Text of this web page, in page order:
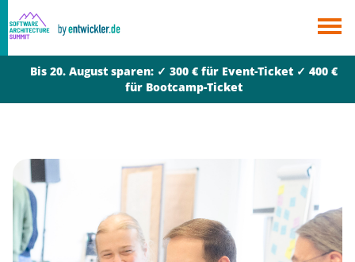
Bis 20. August sparen: ✓ 300 € für Event-Ticket ✓ 400 €
für Bootcamp-Ticket
×
Berlin
München